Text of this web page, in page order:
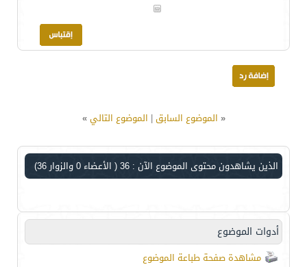
« الموضوع السابق| الموضوع التالي»
الذين يشاهدون محتوى الموضوع الآن : 36 ( الأعضاء 0 والزوار 36)
أدوات الموضوع
مشاهدة صفحة طباعة الموضوع